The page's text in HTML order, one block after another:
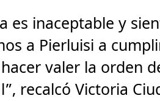
es inaceptable y
a Pierluisi a
valer la orden
recalcó Victoria